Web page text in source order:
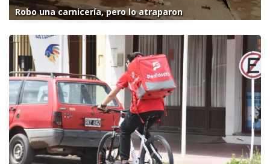
Robo una carnicería, pero lo atraparon